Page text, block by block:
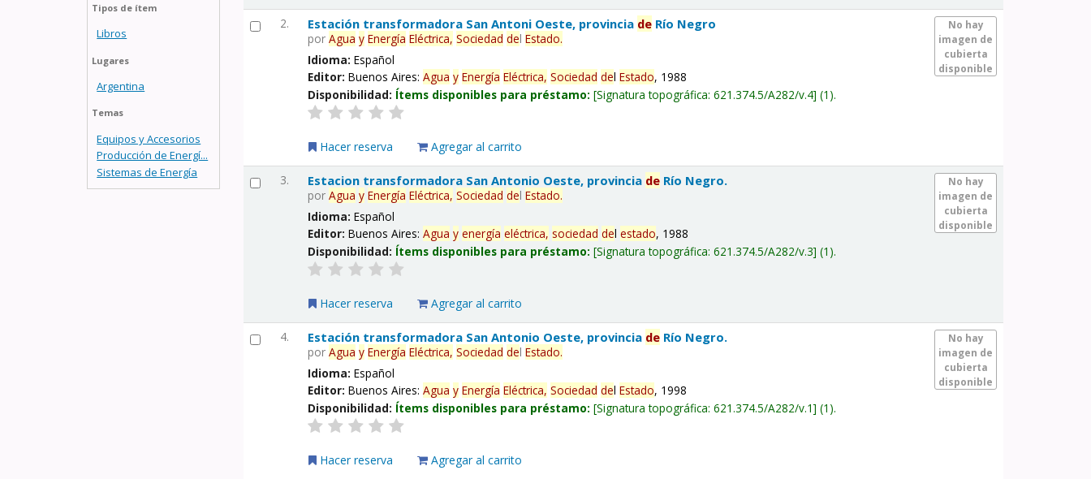
Tipos de ítem
Libros
Lugares
Argentina
Temas
Equipos y Accesorios
Producción de Energí...
Sistemas de Energía
2.
No hay
imagen de
cubierta
disponible
Estación transformadora San Antoni Oeste, provincia de Río Negro
porAgua y Energía Eléctrica, Sociedad delEstado.
Idioma:Español
Editor:Buenos Aires:Agua y Energía Eléctrica, Sociedad delEstado, 1988
Disponibilidad: Ítems disponibles para préstamo: Signatura topográfica:621.374.5/A282/v.4 (1).
Hacer reserva Agregar al carrito
3.
No hay
imagen de
cubierta
disponible
Estacion transformadora San Antonio Oeste, provincia de Río Negro.
porAgua y Energía Eléctrica, Sociedad delEstado.
Idioma:Español
Editor:Buenos Aires:Agua y energía eléctrica, sociedad delestado, 1988
Disponibilidad: Ítems disponibles para préstamo: Signatura topográfica:621.374.5/A282/v.3 (1).
Hacer reserva Agregar al carrito
4.
No hay
imagen de
cubierta
disponible
Estación transformadora San Antonio Oeste, provincia de Río Negro.
porAgua y Energía Eléctrica, Sociedad delEstado.
Idioma:Español
Editor:Buenos Aires:Agua y Energía Eléctrica, Sociedad delEstado, 1998
Disponibilidad: Ítems disponibles para préstamo: Signatura topográfica:621.374.5/A282/v.1 (1).
Hacer reserva Agregar al carrito